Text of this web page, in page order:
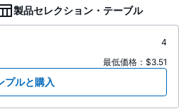
製品セレクション・テーブル
4
最低価格：$3.51
プルと購入